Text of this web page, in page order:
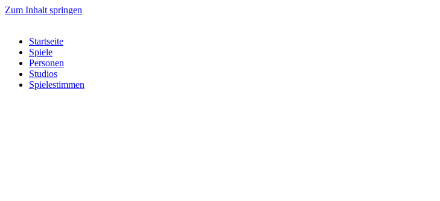
Zum Inhalt springen
Startseite
Spiele
Personen
Studios
Spielestimmen